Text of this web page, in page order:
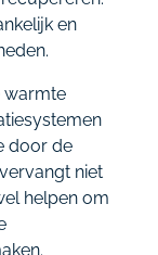
en
warmte
door de
niet
helpen om